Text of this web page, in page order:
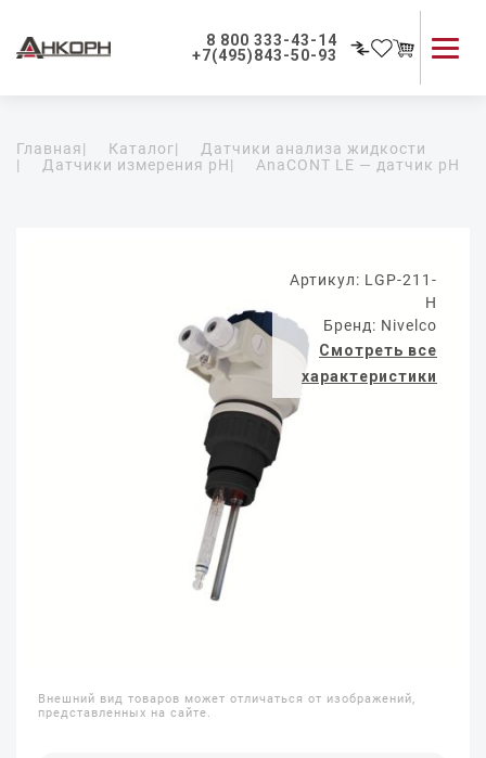
8 800 333-43-14
+7(495)843-50-93
Применение приборов
Главная| Каталог|
Датчики анализа жидкости
|
Датчики измерения pH| AnaCONT LE — датчик pH
Артикул: LGP-211-
H
Бренд: Nivelco
Смотреть все
характеристики
Внешний вид товаров может отличаться от изображений,
представленных на сайте.